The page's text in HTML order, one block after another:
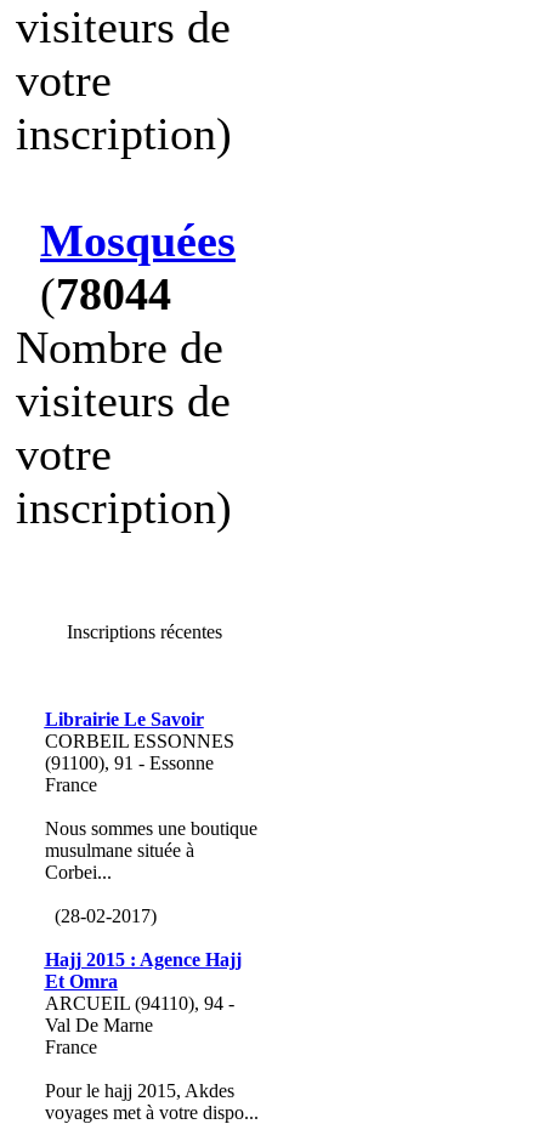
visiteurs de
votre
inscription)
Mosquées
(78044
Nombre de
visiteurs de
votre
inscription)
Inscriptions récentes
Librairie Le Savoir
CORBEIL ESSONNES
(91100), 91 - Essonne
France
Nous sommes une boutique
musulmane située à
Corbei...
(28-02-2017)
Hajj 2015 : Agence Hajj
Et Omra
ARCUEIL (94110), 94 -
Val De Marne
France
Pour le hajj 2015, Akdes
voyages met à votre dispo...